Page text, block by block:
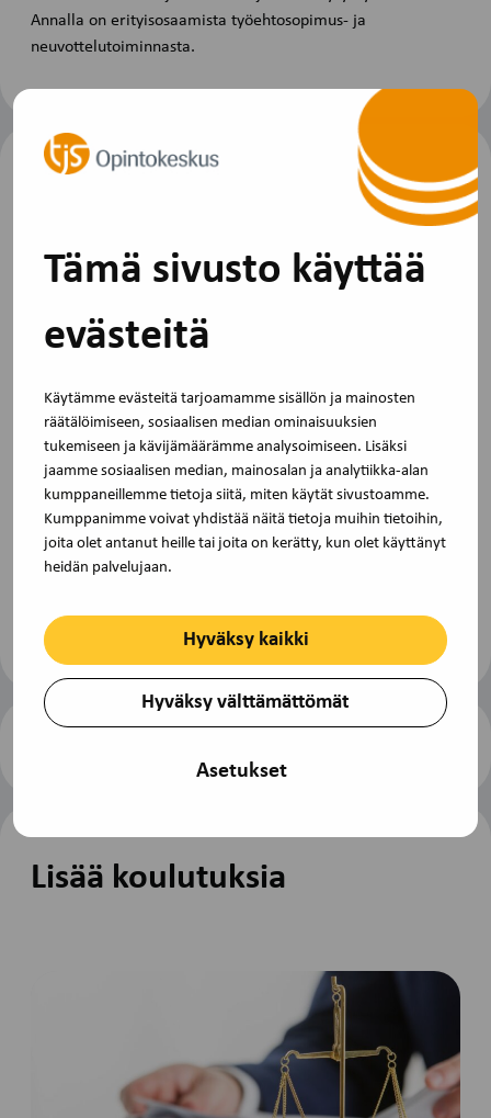
Tämä sivusto käyttää
evästeitä
Käytämme evästeitä tarjoamamme sisällön ja mainosten
räätälöimiseen, sosiaalisen median ominaisuuksien
tukemiseen ja kävijämäärämme analysoimiseen. Lisäksi
jaamme sosiaalisen median, mainosalan ja analytiikka-alan
kumppaneillemme tietoja siitä, miten käytät sivustoamme.
Kumppanimme voivat yhdistää näitä tietoja muihin tietoihin,
joita olet antanut heille tai joita on kerätty, kun olet käyttänyt
heidän palvelujaan.
Hyväksy kaikki
Hyväksy välttämättömät
Asetukset
Annalla on erityisosaamista työehtosopimus- ja
neuvottelutoiminnasta.
Viimeinen ilmoittautumispäivä
Peruutusehdot
koulutuksen alkua. Jos perut myöhemmin tai et peru
lainkaan, veloitamme osallistumismaksun.
Lisätietoja
Lisätietoa saat osoitteesta toimisto@tjs-
Lisää koulutuksia